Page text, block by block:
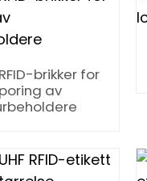
brikker for
av